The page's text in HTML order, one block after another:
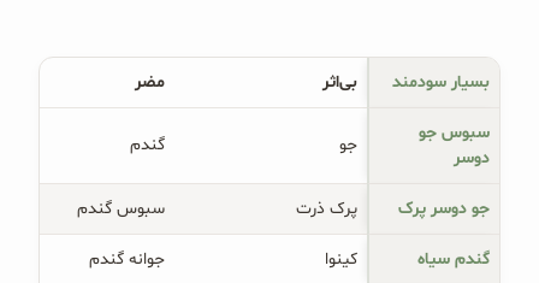
بسیار سودمند بی‌اثر مضر
سبوس جو
دوسر
جو گندم
جو دوسر پرک پرک ذرت سبوس گندم
گندم سیاه کینوا جوانه گندم